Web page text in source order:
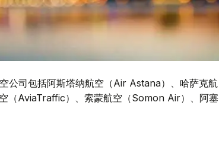
公司包括阿斯塔纳航空（Air Astana）、哈萨克航
（AviaTraffic）、索蒙航空（Somon Air）、阿塞